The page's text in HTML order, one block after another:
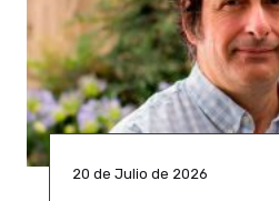
20 de Julio de 2026